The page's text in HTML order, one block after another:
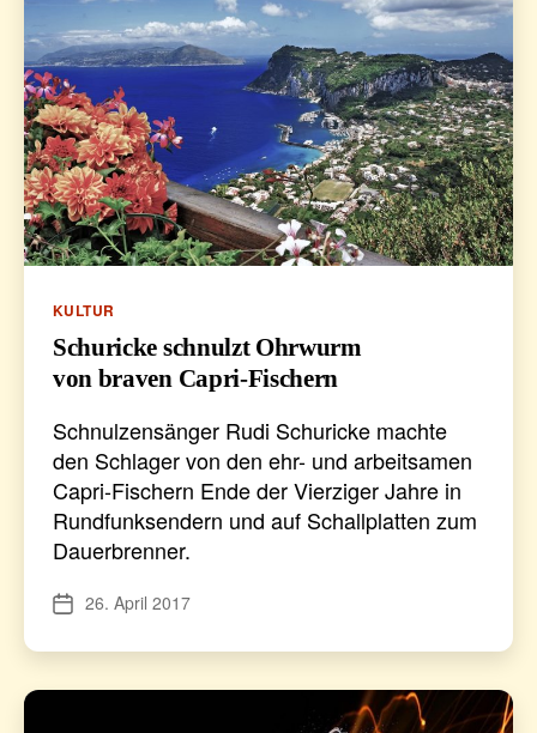
Kategorien
KULTUR
Schuricke schnulzt Ohrwurm
von braven Capri-Fischern
Schnulzensänger Rudi Schuricke machte
den Schlager von den ehr- und arbeitsamen
Capri-Fischern Ende der Vierziger Jahre in
Rundfunksendern und auf Schallplatten zum
Dauerbrenner.
Veröffentlichungsdatum
26. April 2017